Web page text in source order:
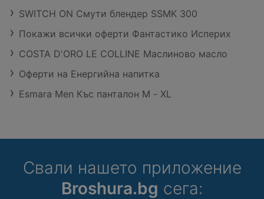
SWITCH ON Смути блендер SSMK 300
Покажи всички оферти Фантастико Исперих
COSTA D'ORO LE COLLINE Маслиново масло
Оферти на Енергийна напитка
Esmara Men Къс панталон M - XL
Свали нашето приложение
Broshura.bg сега: